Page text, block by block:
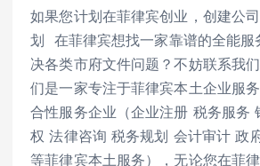
如果您计划在菲律宾创业，创建公
划 在菲律宾想找一家靠谱的全能服
决各类市府文件问题？不妨联系我
们是一家专注于菲律宾本土企业服
合性服务企业（企业注册 税务服务
权 法律咨询 税务规划 会计审计 政
等菲律宾本土服务），无论您在菲